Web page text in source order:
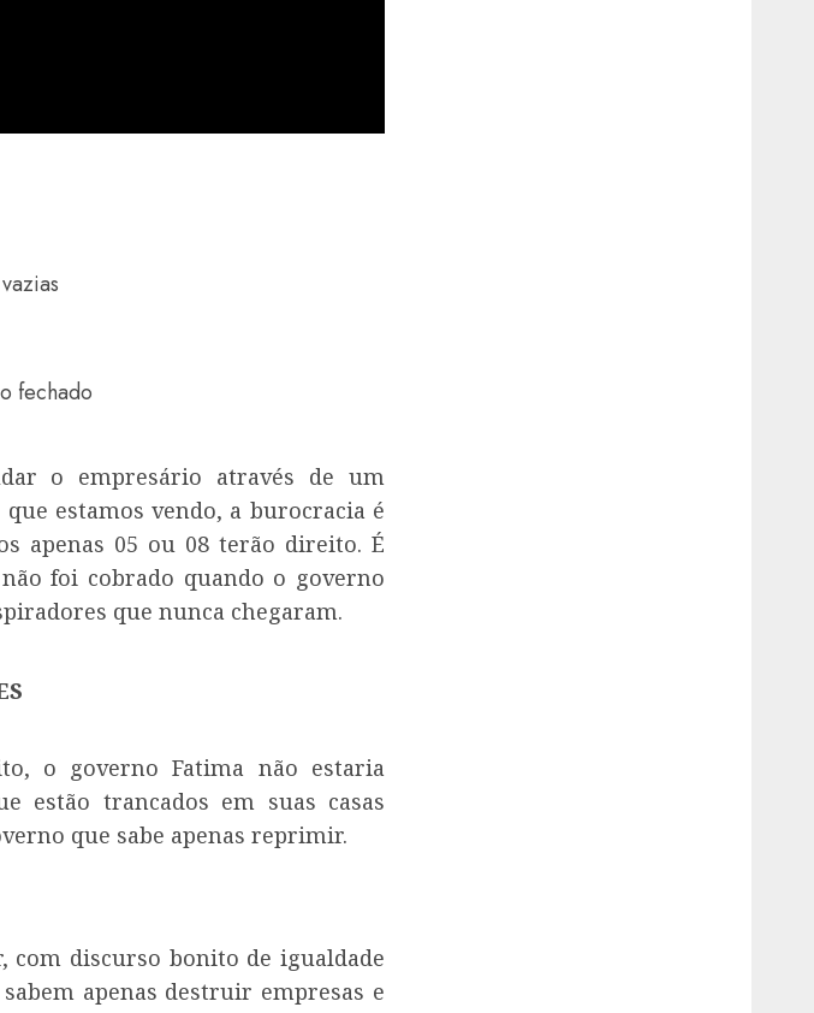
fechado
o empresário através de um
estamos vendo, a burocracia é
apenas 05 ou 08 terão direito. É
foi cobrado quando o governo
que nunca chegaram.
o governo Fatima não estaria
estão trancados em suas casas
que sabe apenas reprimir.
com discurso bonito de igualdade
apenas destruir empresas e